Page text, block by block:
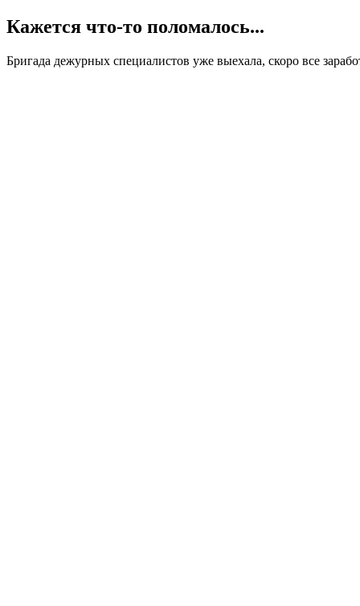
Кажется что-то поломалось...
Бригада дежурных специалистов уже выехала, скоро все